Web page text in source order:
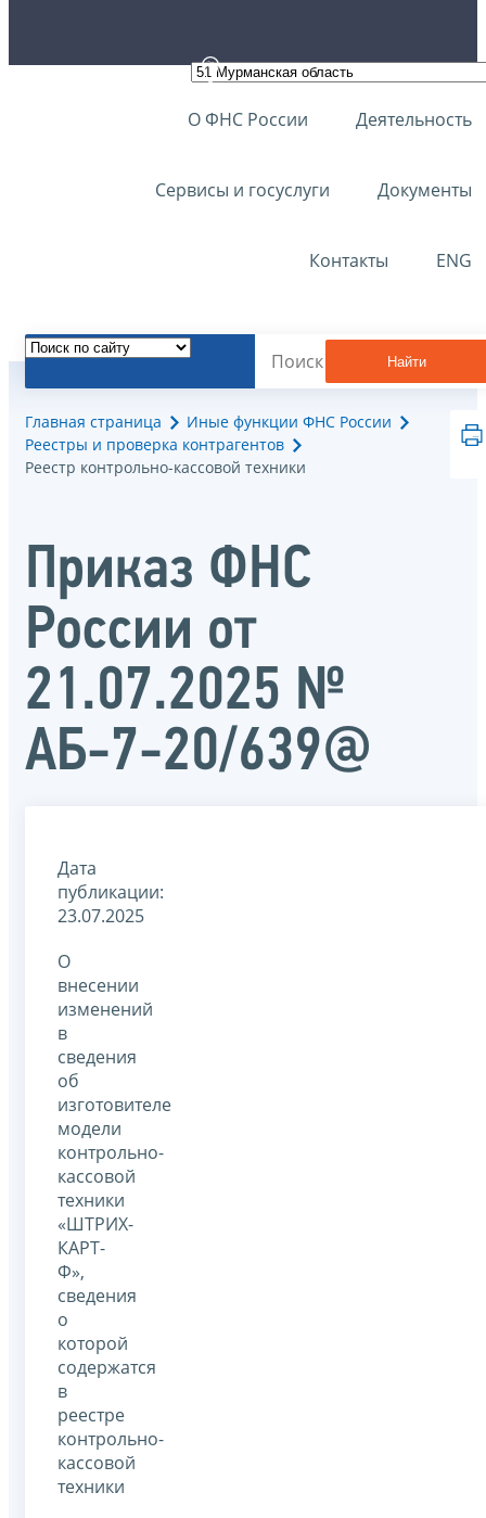
О ФНС России Деятельность
Сервисы и госуслуги Документы
Контакты ENG
Найти
Главная страница
Иные функции ФНС России
Реестры и проверка контрагентов
Реестр контрольно-кассовой техники
Приказ ФНС
России от
21.07.2025 №
АБ-7-20/639@
Дата
публикации:
23.07.2025
О
внесении
изменений
в
сведения
об
изготовителе
модели
контрольно-
кассовой
техники
«ШТРИХ-
КАРТ-
Ф»,
сведения
о
которой
содержатся
в
реестре
контрольно-
кассовой
техники